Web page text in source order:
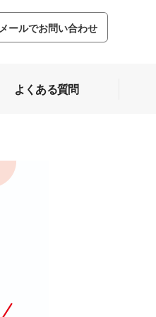
メールでお問い合わせ
よくある質問